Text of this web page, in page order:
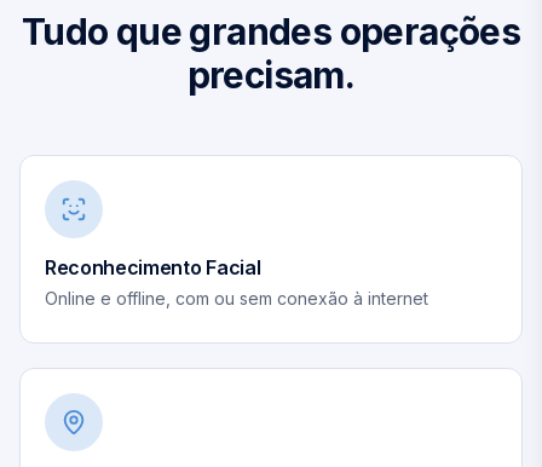
Tudo que grandes operações
precisam.
Reconhecimento Facial
Online e offline, com ou sem conexão à internet